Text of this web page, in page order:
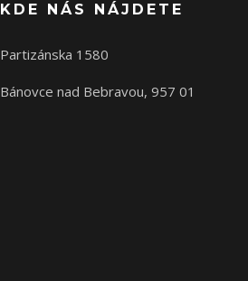
KDE NÁS NÁJDETE
Partizánska 1580
Bánovce nad Bebravou, 957 01